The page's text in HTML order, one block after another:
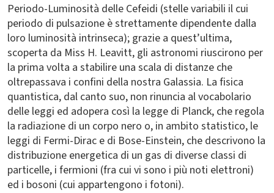
Periodo-Luminosità delle Cefeidi (stelle variabili il cui
periodo di pulsazione è strettamente dipendente dalla
loro luminosità intrinseca); grazie a quest’ultima,
scoperta da Miss H. Leavitt, gli astronomi riuscirono per
la prima volta a stabilire una scala di distanze che
oltrepassava i confini della nostra Galassia. La fisica
quantistica, dal canto suo, non rinuncia al vocabolario
delle leggi ed adopera così la legge di Planck, che regola
la radiazione di un corpo nero o, in ambito statistico, le
leggi di Fermi-Dirac e di Bose-Einstein, che descrivono la
distribuzione energetica di un gas di diverse classi di
particelle, i fermioni (fra cui vi sono i più noti elettroni)
ed i bosoni (cui appartengono i fotoni).